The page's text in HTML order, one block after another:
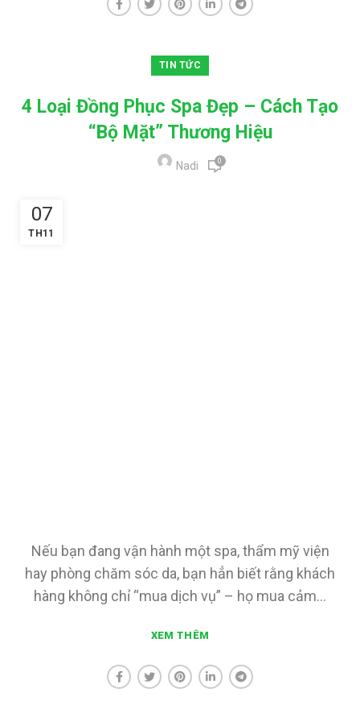
TIN TỨC
4 Loại Đồng Phục Spa Đẹp – Cách Tạo
“Bộ Mặt” Thương Hiệu
Nadi 0
07
TH11
Nếu bạn đang vận hành một spa, thẩm mỹ viện
hay phòng chăm sóc da, bạn hẳn biết rằng khách
hàng không chỉ “mua dịch vụ” – họ mua cảm...
XEM THÊM